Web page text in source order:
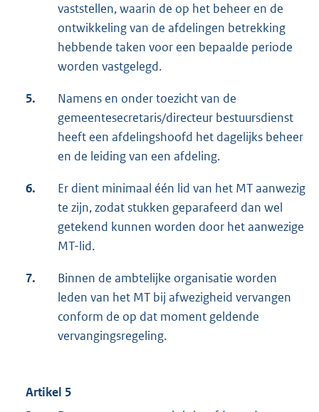
vaststellen, waarin de op het beheer en de
ontwikkeling van de afdelingen betrekking
hebbende taken voor een bepaalde periode
worden vastgelegd.
5.
Namens en onder toezicht van de
gemeentesecretaris/directeur bestuursdienst
heeft een afdelingshoofd het dagelijks beheer
en de leiding van een afdeling.
6.
Er dient minimaal één lid van het MT aanwezig
te zijn, zodat stukken geparafeerd dan wel
getekend kunnen worden door het aanwezige
MT-lid.
7.
Binnen de ambtelijke organisatie worden
leden van het MT bij afwezigheid vervangen
conform de op dat moment geldende
vervangingsregeling.
Artikel 5